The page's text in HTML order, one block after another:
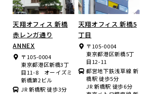
天翔オフィス 新橋
赤レンガ通り
ANNEX
〒105-0004
東京都港区新橋3丁
目11-8 オーイズミ
新橋第2ビル
JR 新橋駅 徒歩3分
天翔オフィス 新橋5
丁目
〒105-0004
東京都港区新橋5丁
目12-11
都営地下鉄浅草線 新
橋駅 徒歩5分
JR 新橋駅 徒歩6分